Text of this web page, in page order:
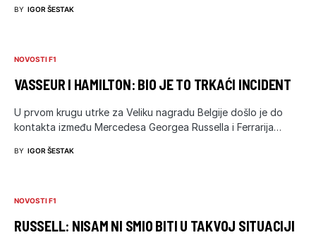
BY IGOR ŠESTAK
NOVOSTI F1
VASSEUR I HAMILTON: BIO JE TO TRKAĆI INCIDENT
U prvom krugu utrke za Veliku nagradu Belgije došlo je do
kontakta između Mercedesa Georgea Russella i Ferrarija…
BY IGOR ŠESTAK
NOVOSTI F1
RUSSELL: NISAM NI SMIO BITI U TAKVOJ SITUACIJI